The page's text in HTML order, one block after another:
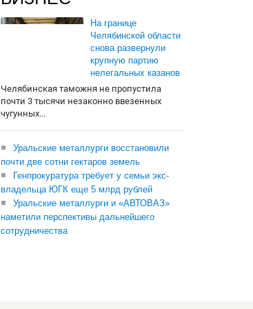
На границе
Челябинской области
снова развернули
крупную партию
нелегальных казанов
Челябинская таможня не пропустила
почти 3 тысячи незаконно ввезенных
чугунных...
Уральские металлурги восстановили
почти две сотни гектаров земель
Генпрокуратура требует у семьи экс-
владельца ЮГК еще 5 млрд рублей
Уральские металлурги и «АВТОВАЗ»
наметили перспективы дальнейшего
сотрудничества